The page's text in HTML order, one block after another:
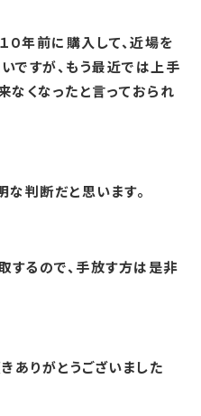
０年前に購入して、近場を
ですが、もう最近では上手
なくなったと言っておられ
な判断だと思います。
するので、手放す方は是非
ありがとうございました